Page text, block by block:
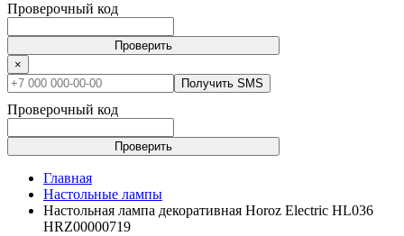
Проверочный код
Проверить
×
Получить SMS
Проверочный код
Проверить
Главная
Настольные лампы
Настольная лампа декоративная Horoz Electric HL036
HRZ00000719